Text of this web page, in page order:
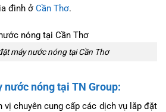
đình ở Cần Thơ.
máy nước nóng tại Cần Thơ
nước nóng tại TN Group:
vị chuyên cung cấp các dịch vụ lắp đặt